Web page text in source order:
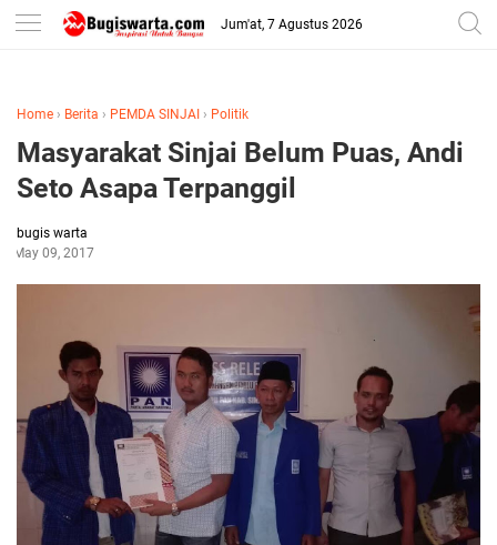
-->
Jum'at, 7 Agustus 2026
Home › Berita › PEMDA SINJAI › Politik
Masyarakat Sinjai Belum Puas, Andi
Seto Asapa Terpanggil
bugis warta
May 09, 2017